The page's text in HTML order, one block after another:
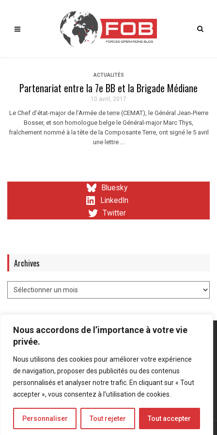
Nous accordons de l’importance à votre vie
privée.
Nous utilisons des cookies pour améliorer votre expérience
de navigation, proposer des publicités ou des contenus
personnalisés et analyser notre trafic. En cliquant sur « Tout
accepter », vous consentez à l’utilisation de cookies.
Personnaliser Tout rejeter Tout accepter
ACTUALITÉS
Partenariat entre la 7e BB et la Brigade Médiane
10 avril, 2017
Le Chef d’état-major de l’Armée de terre (CEMAT), le Général Jean-Pierre
Bosser, et son homologue belge le Général-major Marc Thys,
fraîchement nommé à la tête de la Composante Terre, ont signé le 5 avril
une lettre ...
Bluesky
LinkedIn
Twitter
Archives
Mentions légales Politique de confidentialité
Bluesky
LinkedIn
Twitter
© Forces Operations Blog - 2022